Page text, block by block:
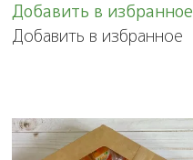
подарочная
упаковка
200
Добавить в избранное
Добавить в избранное